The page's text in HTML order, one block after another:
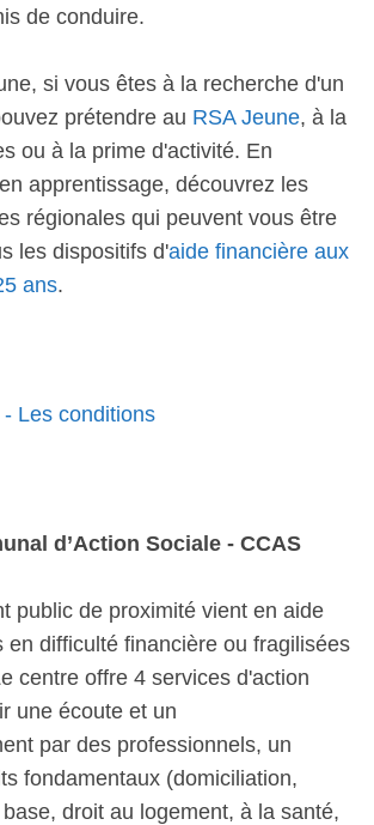
de conduire.
si vous êtes à la recherche d'un
prétendre au RSA Jeune, à la
ou à la prime d'activité. En
apprentissage, découvrez les
régionales qui peuvent vous être
les dispositifs d'aide financière aux
ans.
Les conditions
d’Action Sociale - CCAS
public de proximité vient en aide
en difficulté financière ou fragilisées
centre offre 4 services d'action
une écoute et un
par des professionnels, un
fondamentaux (domiciliation,
droit au logement, à la santé,